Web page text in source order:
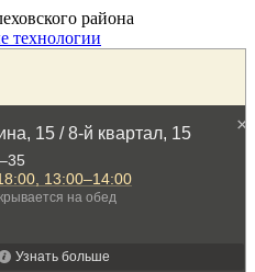
района
технологии